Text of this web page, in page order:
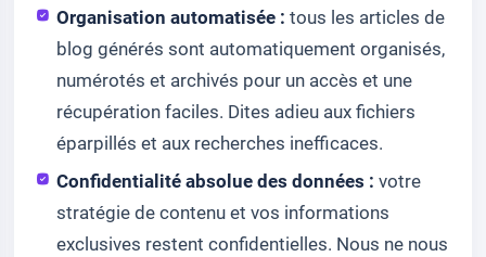
Organisation automatisée : tous les articles de
blog générés sont automatiquement organisés,
numérotés et archivés pour un accès et une
récupération faciles. Dites adieu aux fichiers
éparpillés et aux recherches inefficaces.
Confidentialité absolue des données : votre
stratégie de contenu et vos informations
exclusives restent confidentielles. Nous ne nous